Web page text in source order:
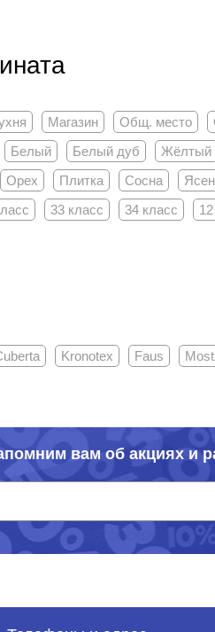
Магазин Общ. место
Белый Белый дуб Жёлтый
Орех Плитка Сосна
33 класс 34 класс
Kronotex Faus
вам об акциях и